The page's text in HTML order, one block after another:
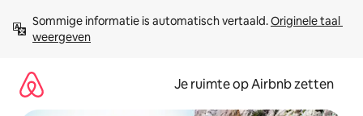
direct
naar
Sommige informatie is automatisch vertaald. Originele taal
weergeven
Je ruimte op Airbnb zetten